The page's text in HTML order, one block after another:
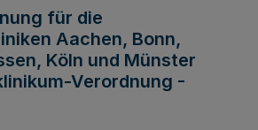
für die
Aachen, Bonn,
Köln und Münster
Verordnung -